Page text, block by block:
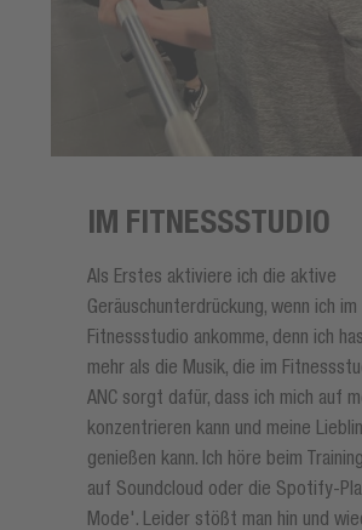
IM FITNESSSTUDIO
Als Erstes aktiviere ich die aktive
Geräuschunterdrückung, wenn ich im
Fitnessstudio ankomme, denn ich
mehr als die Musik, die im
ANC sorgt dafür, dass ich mich auf
konzentrieren kann und meine
genießen kann. Ich höre beim
auf Soundcloud oder die Spotify-
Mode'. Leider stößt man hin und